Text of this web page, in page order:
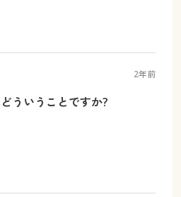
2年前
ういうことですか?